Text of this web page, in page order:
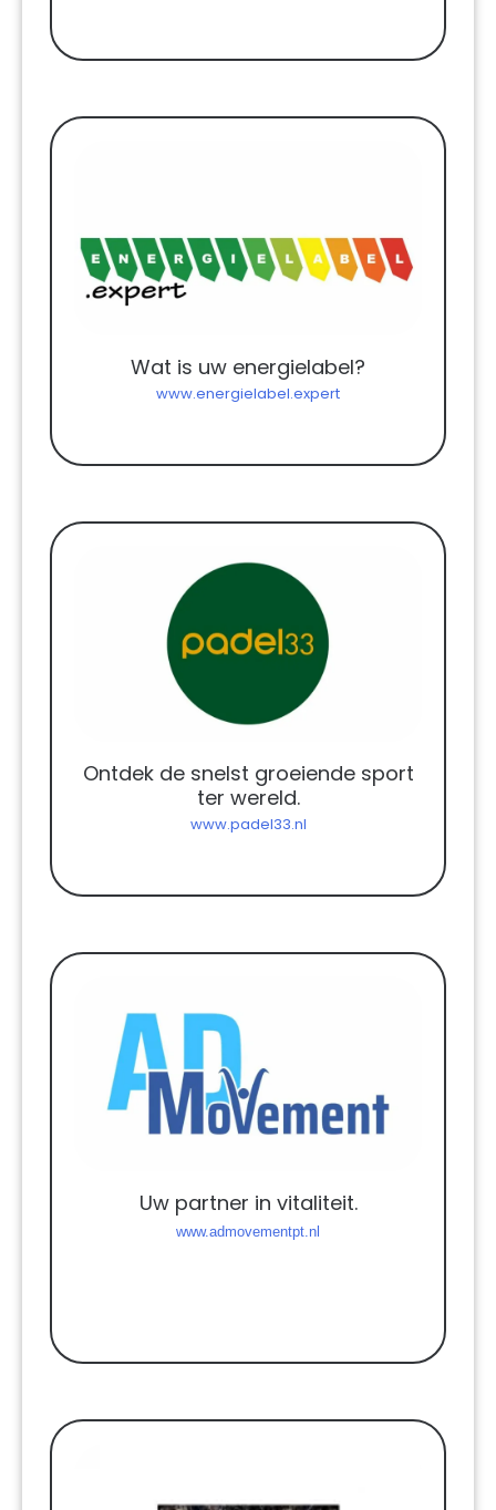
Wat is uw energielabel?
www.energielabel.expert
Ontdek de snelst groeiende sport
ter wereld.
www.padel33.nl
Uw partner in vitaliteit.
www.admovementpt.nl